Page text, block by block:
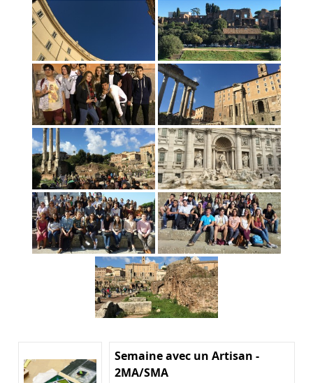
Semaine avec un Artisan -
2MA/SMA